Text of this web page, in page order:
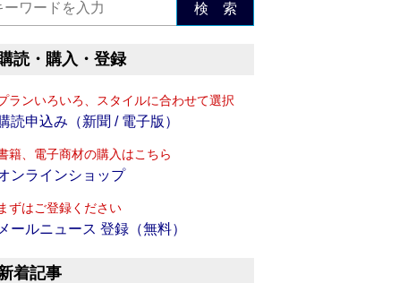
検 索
読・購入・登録
ランいろいろ、スタイルに合わせて選択
読申込み（新聞 / 電子版）
籍、電子商材の購入はこちら
ンラインショップ
まずはご登録ください
メールニュース 登録（無料）
着記事